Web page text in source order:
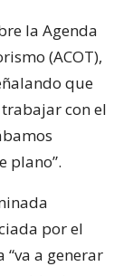
la Agenda
(ACOT),
que
trabajar con el
plano”.
por el
a generar